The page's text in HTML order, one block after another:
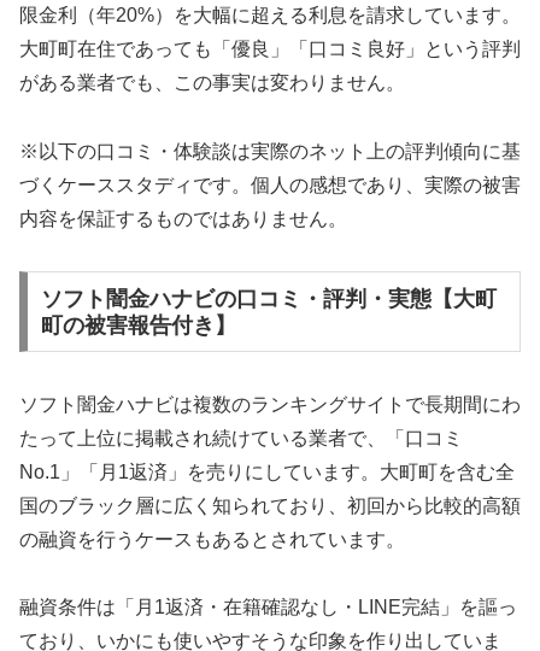
限金利（年20%）を大幅に超える利息を請求しています。
大町町在住であっても「優良」「口コミ良好」という評判
がある業者でも、この事実は変わりません。
※以下の口コミ・体験談は実際のネット上の評判傾向に基
づくケーススタディです。個人の感想であり、実際の被害
内容を保証するものではありません。
ソフト闇金ハナビの口コミ・評判・実態【大町
町の被害報告付き】
ソフト闇金ハナビは複数のランキングサイトで長期間にわ
たって上位に掲載され続けている業者で、「口コミ
No.1」「月1返済」を売りにしています。大町町を含む全
国のブラック層に広く知られており、初回から比較的高額
の融資を行うケースもあるとされています。
融資条件は「月1返済・在籍確認なし・LINE完結」を謳っ
ており、いかにも使いやすそうな印象を作り出していま